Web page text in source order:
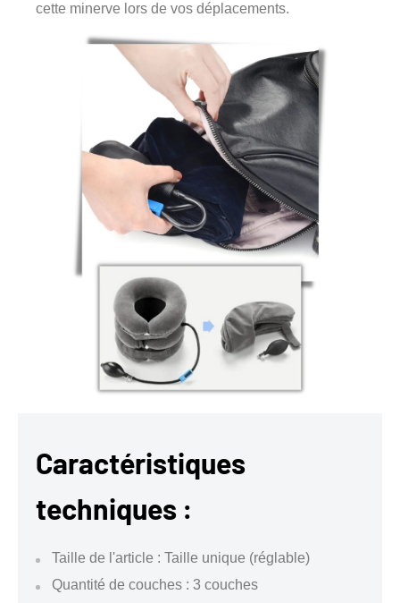
cette minerve lors de vos déplacements.
Caractéristiques
techniques :
Taille de l'article : Taille unique (réglable)
Quantité de couches : 3 couches